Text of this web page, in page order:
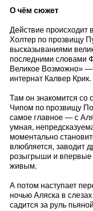
О чём сюжет
Действие происходит
Холтер по прозвищу
высказываниями
последними словами
Великое Возможно» —
интернат Калвер Крик.
Там он знакомится со
Чипом по прозвищу
самое главное — с
умная,
моментально
влюбляется, заводит
розыгрыши и впервые
живым.
А потом наступает
ночью Аляска в
садится за руль